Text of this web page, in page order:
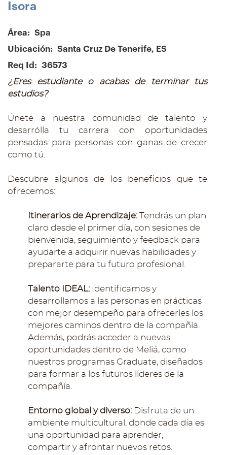
Isora
Área: Spa
Ubicación: Santa Cruz De Tenerife, ES
Req Id: 36573
¿Eres estudiante o acabas de terminar tus
estudios?
Únete a nuestra comunidad de talento y
desarrólla tu carrera con oportunidades
pensadas para personas con ganas de crecer
como tú.
Descubre algunos de los beneficios que te
ofrecemos:
Itinerarios de Aprendizaje: Tendrás un plan
claro desde el primer día, con sesiones de
bienvenida, seguimiento y feedback para
ayudarte a adquirir nuevas habilidades y
prepararte para tu futuro profesional.
Talento IDEAL: Identificamos y
desarrollamos a las personas en prácticas
con mejor desempeño para ofrecerles los
mejores caminos dentro de la compañía.
Además, podrás acceder a nuevas
oportunidades dentro de Meliá, como
nuestros programas Graduate, diseñados
para formar a los futuros líderes de la
compañía
Entorno global y diverso: Disfruta de un
ambiente multicultural, donde cada día es
una oportunidad para aprender,
compartir y afrontar nuevos retos.